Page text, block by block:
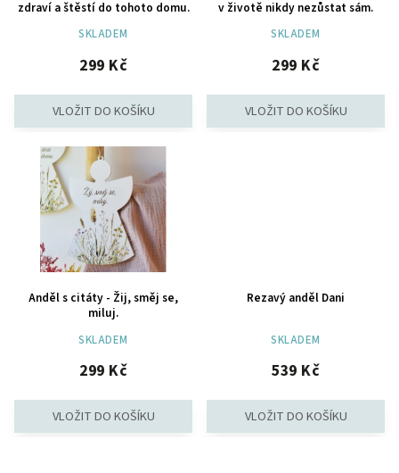
zdraví a štěstí do tohoto domu.
SKLADEM
299 Kč
v životě nikdy nezůstat sám.
SKLADEM
299 Kč
Anděl s citáty - Žij, směj se,
miluj.
SKLADEM
299 Kč
Rezavý anděl Dani
SKLADEM
539 Kč